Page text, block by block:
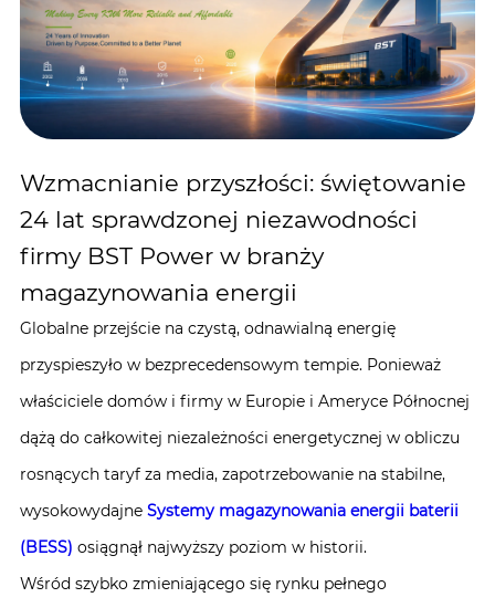
Wzmacnianie przyszłości: świętowanie
24 lat sprawdzonej niezawodności
firmy BST Power w branży
magazynowania energii
Globalne przejście na czystą, odnawialną energię
przyspieszyło w bezprecedensowym tempie. Ponieważ
właściciele domów i firmy w Europie i Ameryce Północnej
dążą do całkowitej niezależności energetycznej w obliczu
rosnących taryf za media, zapotrzebowanie na stabilne,
wysokowydajneSystemy magazynowania energii baterii
(BESS) osiągnął najwyższy poziom w historii.
Wśród szybko zmieniającego się rynku pełnego